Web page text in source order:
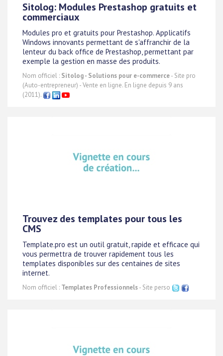
Sitolog: Modules Prestashop gratuits et
commerciaux
Modules pro et gratuits pour Prestashop. Applicatifs
Windows innovants permettant de s'affranchir de la
lenteur du back office de Prestashop, permettant par
exemple la gestion en masse des produits.
Nom officiel : Sitolog - Solutions pour e-commerce- Site pro
(Auto-entrepreneur) - Vente en ligne. En ligne depuis 9 ans
(2011).
Trouvez des templates pour tous les
CMS
Template.pro est un outil gratuit, rapide et efficace qui
vous permettra de trouver rapidement tous les
templates disponibles sur des centaines de sites
internet.
Nom officiel : Templates Professionnels- Site perso